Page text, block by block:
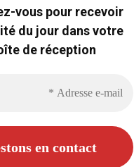
vous pour recevoir
du jour dans votre
de réception.